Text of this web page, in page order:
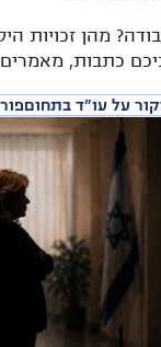
מהן זכויות
כתבות, מאמרים
על עו״ד בתחום